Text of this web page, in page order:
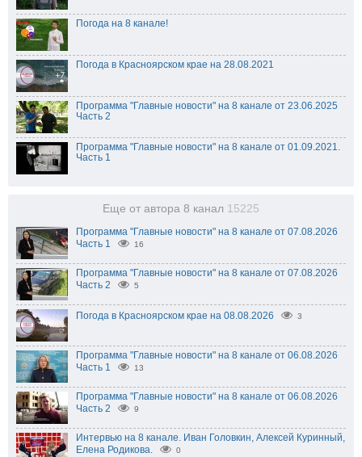
Погода на 8 канале!
Погода в Красноярском крае на 28.08.2021
Программа "Главные новости" на 8 канале от 23.06.2025
Часть 2
Программа "Главные новости" на 8 канале от 01.09.2021.
Часть 1
Еще от автора 8 канал 15225
Программа "Главные новости" на 8 канале от 07.08.2026
Часть 1
16
Программа "Главные новости" на 8 канале от 07.08.2026
Часть 2
5
Погода в Красноярском крае на 08.08.2026 3
Программа "Главные новости" на 8 канале от 06.08.2026
Часть 1
13
Программа "Главные новости" на 8 канале от 06.08.2026
Часть 2
9
Интервью на 8 канале. Иван Головкин, Алексей Куринный,
Елена Родикова.
0